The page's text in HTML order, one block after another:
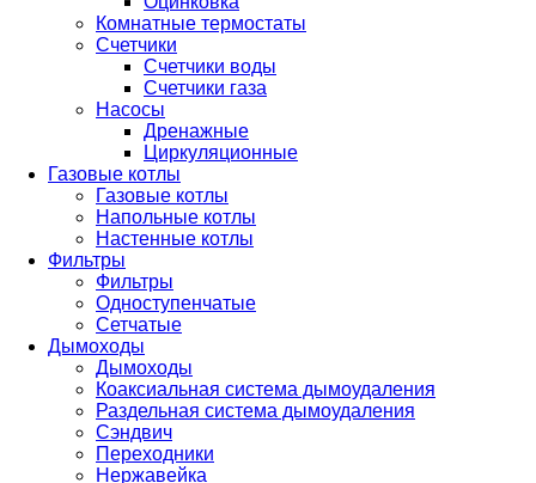
Комнатные термостаты
Счетчики
Счетчики воды
Счетчики газа
Насосы
Дренажные
Циркуляционные
Газовые котлы
Газовые котлы
Напольные котлы
Настенные котлы
Фильтры
Фильтры
Одноступенчатые
Сетчатые
Дымоходы
Дымоходы
Коаксиальная система дымоудаления
Раздельная система дымоудаления
Сэндвич
Переходники
Нержавейка